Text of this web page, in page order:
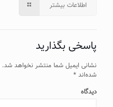
اطلاعات بیشتر
پاسخی بگذارید
نشانی ایمیل شما منتشر نخواهد شد.
شده‌اند *
دیدگاه